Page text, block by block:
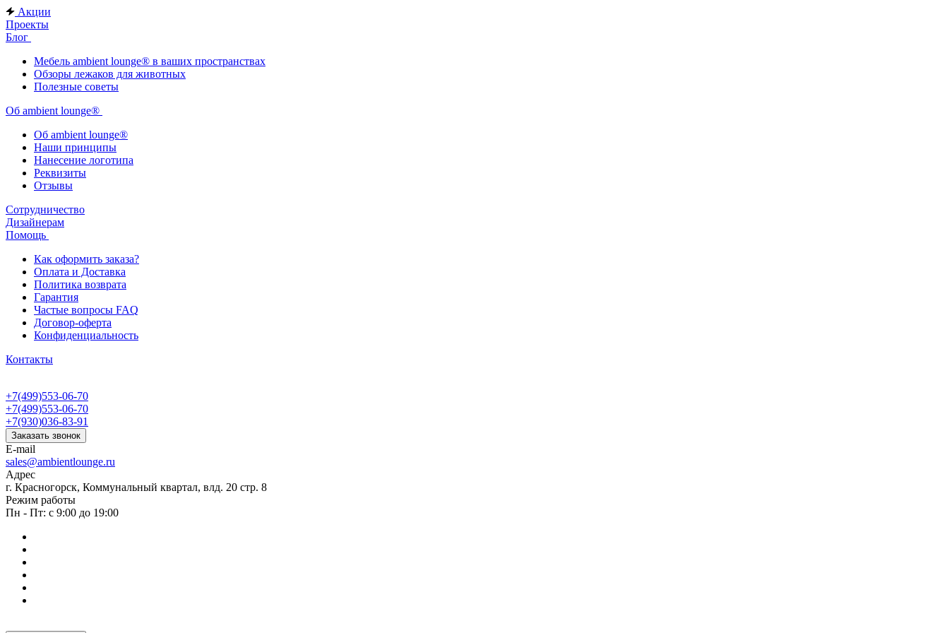
Акции
Проекты
Блог
Мебель ambient lounge® в ваших пространствах
Обзоры лежаков для животных
Полезные советы
Об ambient lounge®
Oб ambient lounge®
Наши принципы
Нанесение логотипа
Реквизиты
Отзывы
Сотрудничество
Дизайнерам
Помощь
Как оформить заказа?
Оплата и Доставка
Политика возврата
Гарантия
Частые вопросы FAQ
Договор-оферта
Конфиденциальность
Контакты
+7(499)553-06-70
+7(499)553-06-70
+7(930)036-83-91
Заказать звонок
E-mail
sales@ambientlounge.ru
Адрес
г. Красногорск, Коммунальный квартал, влд. 20 стр. 8
Режим работы
Пн - Пт: с 9:00 до 19:00